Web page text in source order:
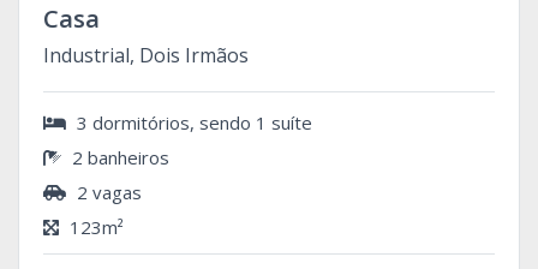
Casa
Industrial, Dois Irmãos
3 dormitórios, sendo 1 suíte
2 banheiros
2 vagas
123m²